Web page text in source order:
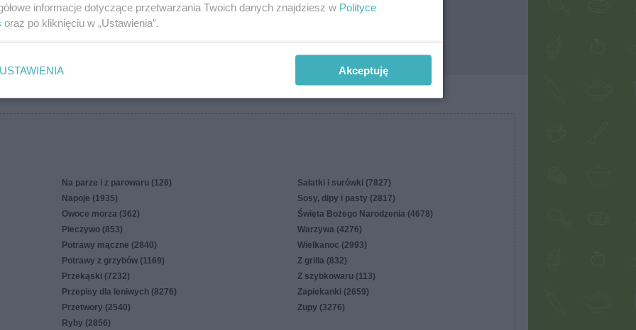
3.1k 1 0 3.1k 1 0
mania233
Na parze i z parowaru (126)
Napoje (1935)
Owoce morza (362)
Pieczywo (853)
Potrawy mączne (2840)
Potrawy z grzybów (1169)
Przekąski (7232)
Przepisy dla leniwych (8276)
Przetwory (2540)
Ryby (2856)
Sałatki i surówki (7827)
Sosy, dipy i pasty (2817)
Święta Bożego Narodzenia (4678)
Warzywa (4276)
Wielkanoc (2993)
Z grilla (832)
Z szybkowaru (113)
Zapiekanki (2659)
Zupy (3276)
informacje dotyczące przetwarzania Twoich danych znajdziesz w Polityce
oraz po kliknięciu w „Ustawienia”.
USTAWIENIA Akceptuję